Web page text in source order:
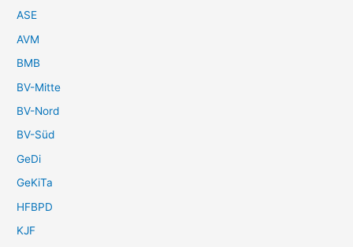
ASE
AVM
BMB
BV-Mitte
BV-Nord
BV-Süd
GeDi
GeKiTa
HFBPD
KJF